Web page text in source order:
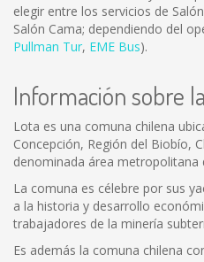
elegir entre los servicios de
Salón Cama; dependiendo del
Pullman Tur, EME Bus).
Información sobre
Lota es una comuna chilena
Concepción, Región del Biobío,
denominada área metropolitana
La comuna es célebre por sus
a la historia y desarrollo
trabajadores de la minería
Es además la comuna chilena